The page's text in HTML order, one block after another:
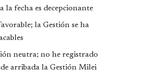
la fecha es decepcionante
la Gestión se ha
neutra; no he registrado
arribada la Gestión Milei